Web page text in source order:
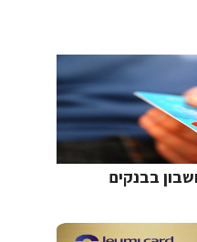
בבנקים